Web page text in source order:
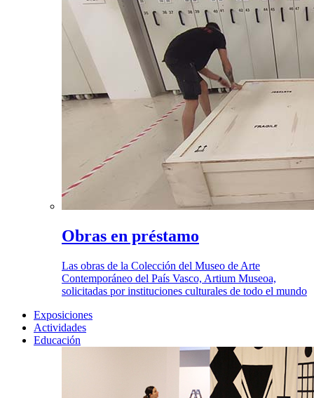
Obras en préstamo
Las obras de la Colección del Museo de Arte
Contemporáneo del País Vasco, Artium Museoa,
solicitadas por instituciones culturales de todo el mundo
Exposiciones
Actividades
Educación